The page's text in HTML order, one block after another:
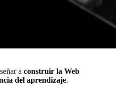
a construir la Web
del aprendizaje.